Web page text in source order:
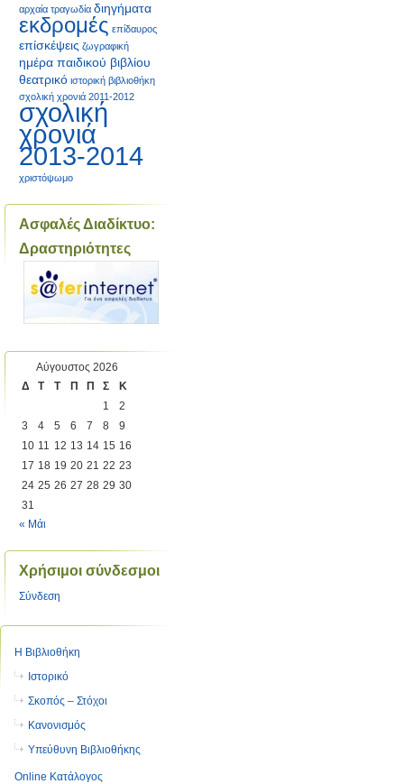
Η Βιβλιοθήκη
Ιστορικό
Σκοπός – Στόχοι
Κανονισμός
Υπεύθυνη Βιβλιοθήκης
Online Κατάλογος
αρχαία τραγωδία διηγήματα
εκδρομές επίδαυρος
επίσκέψεις ζωγραφική
ημέρα παιδικού βιβλίου
θεατρικό ιστορική βιβλιοθήκη
σχολική χρονιά 2011-2012
σχολική
χρονιά
2013-2014
χριστόψωμο
Ασφαλές Διαδίκτυο:
Δραστηριότητες
Αύγουστος 2026
Δ
Τ Τ Π Π Σ
Κ
1
2
3
4 5 6 7 8
9
10 11 12 13 14 15 16
17 18 19 20 21 22 23
24 25 26 27 28 29 30
31
« Μάι
Χρήσιμοι σύνδεσμοι
Σύνδεση